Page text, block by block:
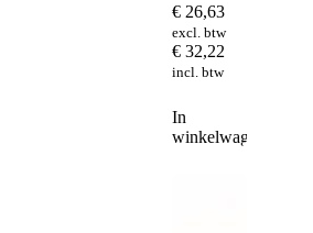
€ 26,63
excl. btw
€ 32,22
incl. btw
In
winkelwagen